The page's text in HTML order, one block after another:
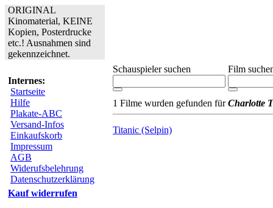
ORIGINAL
Kinomaterial, KEINE
Kopien, Posterdrucke
etc.! Ausnahmen sind
gekennzeichnet.
Internes:
Startseite
Hilfe
Plakate-ABC
Versand-Infos
Einkaufskorb
Impressum
AGB
Widerufsbelehrung
Datenschutzerklärung
Kauf widerrufen
Schauspieler suchen Film
1 Filme wurden gefunden fürCharlotte
Titanic (Selpin)